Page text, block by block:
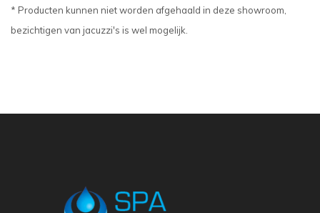
* Producten kunnen niet worden afgehaald in deze showroom,
bezichtigen van jacuzzi's is wel mogelijk.